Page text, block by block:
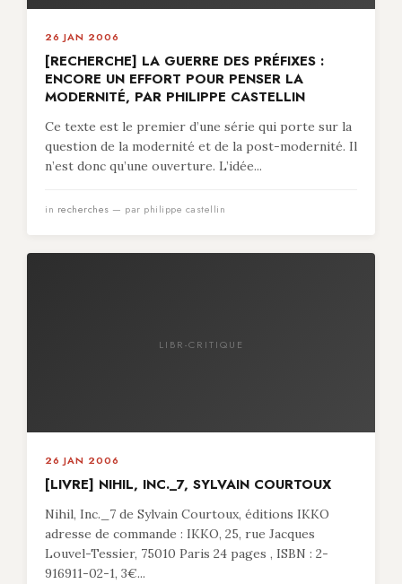
26 JAN 2006
[RECHERCHE] LA GUERRE DES PRÉFIXES :
ENCORE UN EFFORT POUR PENSER LA
MODERNITÉ, PAR PHILIPPE CASTELLIN
Ce texte est le premier d’une série qui porte sur la
question de la modernité et de la post-modernité. Il
n’est donc qu’une ouverture. L’idée...
in recherches — par philippe castellin
LIBR-CRITIQUE
26 JAN 2006
[LIVRE] NIHIL, INC._7, SYLVAIN COURTOUX
Nihil, Inc._7 de Sylvain Courtoux, éditions IKKO
adresse de commande : IKKO, 25, rue Jacques
Louvel-Tessier, 75010 Paris 24 pages , ISBN : 2-
916911-02-1, 3€...